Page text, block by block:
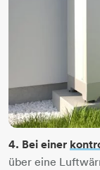
4. Bei einer
über eine